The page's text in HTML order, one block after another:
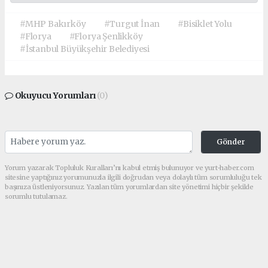
#MHP Bakırköy #Turgut İnan
#Bisiklet Yolu
#Florya
#Florya Şenlikköy
#İstanbul Büyükşehir Belediyesi
Okuyucu Yorumları(0)
Gönder
Yorum yazarak Topluluk Kuralları’nı kabul etmiş bulunuyor ve yurt-haber.com
sitesine yaptığınız yorumunuzla ilgili doğrudan veya dolaylı tüm sorumluluğu tek
başınıza üstleniyorsunuz. Yazılan tüm yorumlardan site yönetimi hiçbir şekilde
sorumlu tutulamaz.